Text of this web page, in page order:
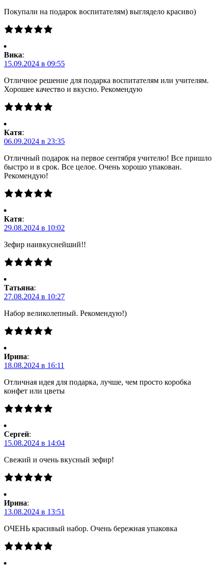
Покупали на подарок воспитателям) выглядело красиво)
Вика:
15.09.2024 в 09:55
Отличное решение для подарка воспитателям или учителям.
Хорошее качество и вкусно. Рекомендую
Катя:
06.09.2024 в 23:35
Отличный подарок на первое сентября учителю! Все пришло
быстро и в срок. Все целое. Очень хорошо упакован.
Рекомендую!
Катя:
29.08.2024 в 10:02
Зефир наивкуснейший!!
Татьяна:
27.08.2024 в 10:27
Набор великолепный. Рекомендую!)
Ирина:
18.08.2024 в 16:11
Отличная идея для подарка, лучше, чем просто коробка
конфет или цветы
Сергей:
15.08.2024 в 14:04
Свежий и очень вкусный зефир!
Ирина:
13.08.2024 в 13:51
ОЧЕНЬ красивый набор. Очень бережная упаковка